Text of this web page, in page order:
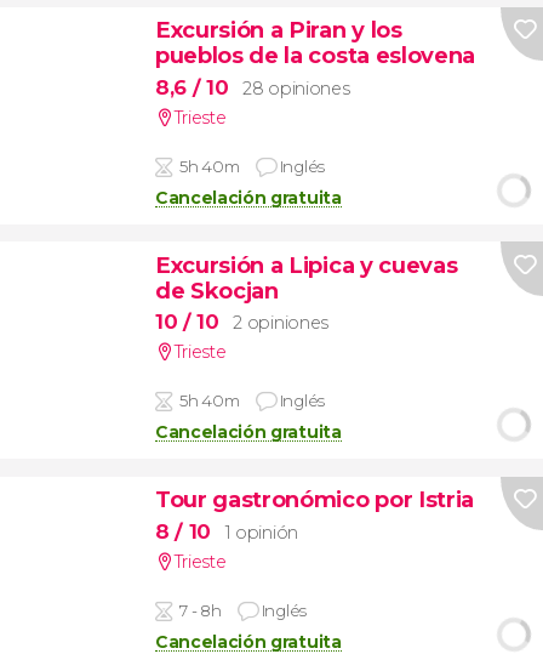
Excursión a Piran y los
pueblos de la costa eslovena
8,6 / 10
28 opiniones
Trieste
5h 40m Inglés
Cancelación gratuita
Excursión a Lipica y cuevas
de Skocjan
10 / 10
2 opiniones
Trieste
5h 40m Inglés
Cancelación gratuita
Tour gastronómico por Istria
8/ 10
1 opinión
Trieste
7 - 8h Inglés
Cancelación gratuita